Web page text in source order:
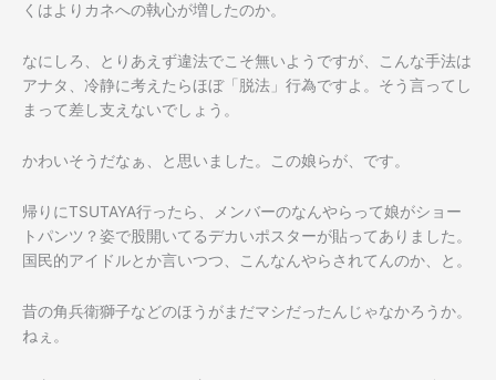
くはよりカネへの執心が増したのか。
なにしろ、とりあえず違法でこそ無いようですが、こんな手法は
アナタ、冷静に考えたらほぼ「脱法」行為ですよ。そう言ってし
まって差し支えないでしょう。
かわいそうだなぁ、と思いました。この娘らが、です。
帰りにTSUTAYA行ったら、メンバーのなんやらって娘がショー
トパンツ？姿で股開いてるデカいポスターが貼ってありました。
国民的アイドルとか言いつつ、こんなんやらされてんのか、と。
昔の角兵衛獅子などのほうがまだマシだったんじゃなかろうか。
ねぇ。